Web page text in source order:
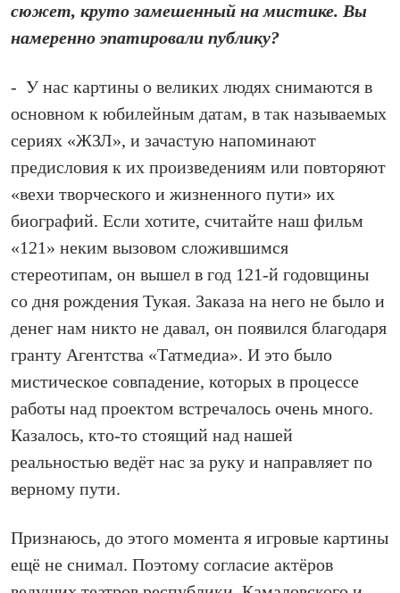
сюжет, круто замешенный на мистике. Вы
намеренно эпатировали публику?
- У нас картины о великих людях снимаются в
основном к юбилейным датам, в так называемых
сериях «ЖЗЛ», и зачастую напоминают
предисловия к их произведениям или повторяют
«вехи творческого и жизненного пути» их
биографий. Если хотите, считайте наш фильм
«121» неким вызовом сложившимся
стереотипам, он вышел в год 121‑й годовщины
со дня рождения Тукая. Заказа на него не было и
денег нам никто не давал, он появился благодаря
гранту Агентства «Татмедиа». И это было
мистическое совпадение, которых в процессе
работы над проектом встречалось очень много.
Казалось, кто‑то стоящий над нашей
реальностью ведёт нас за руку и направляет по
верному пути.
Признаюсь, до этого момента я игровые картины
ещё не снимал. Поэтому согласие актёров